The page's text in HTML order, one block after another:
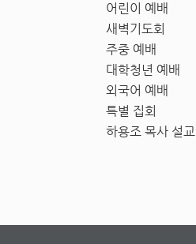
어린이 예배
새벽기도회
주중 예배
대학청년 예배
외국어 예배
특별 집회
하용조 목사 설교